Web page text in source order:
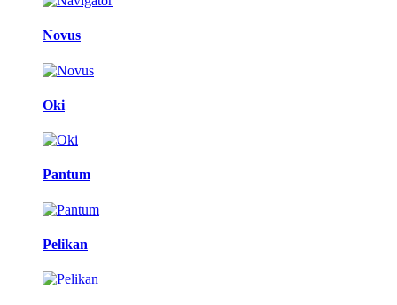
Novus
Oki
Pantum
Pelikan